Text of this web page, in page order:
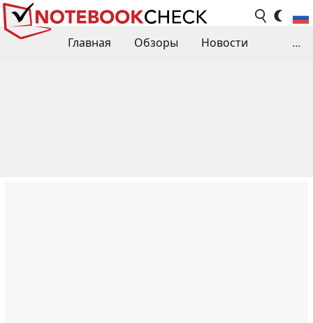
Главная Обзоры
Новости
...